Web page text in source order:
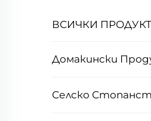
ВСИЧКИ
Домакински
Селско